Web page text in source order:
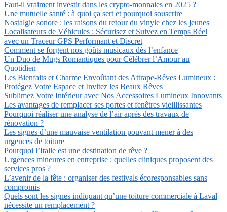
Faut-il vraiment investir dans les crypto-monnaies en 2025 ?
Une mutuelle santé : à quoi ça sert et pourquoi souscrire
Nostalgie sonore : les raisons du retour du vinyle chez les jeunes
Localisateurs de Véhicules : Sécurisez et Suivez en Temps Réel
avec un Traceur GPS Performant et Discret
Comment se forgent nos goûts musicaux dès l’enfance
Un Duo de Mugs Romantiques pour Célébrer l’Amour au
Quotidien
Les Bienfaits et Charme Envoûtant des Attrape-Rêves Lumineux :
Protégez Votre Espace et Invitez les Beaux Rêves
Sublimez Votre Intérieur avec Nos Accessoires Lumineux Innovants
Les avantages de remplacer ses portes et fenêtres vieillissantes
Pourquoi réaliser une analyse de l’air après des travaux de
rénovation ?
Les signes d’une mauvaise ventilation pouvant mener à des
urgences de toiture
Pourquoi l’Italie est une destination de rêve ?
Urgences mineures en entreprise : quelles cliniques proposent des
services pros ?
L’avenir de la fête : organiser des festivals écoresponsables sans
compromis
Quels sont les signes indiquant qu’une toiture commerciale à Laval
nécessite un remplacement ?